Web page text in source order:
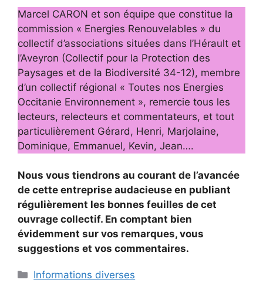
Marcel CARON et son équipe que constitue la
commission « Energies Renouvelables » du
collectif d’associations situées dans l’Hérault et
l’Aveyron (Collectif pour la Protection des
Paysages et de la Biodiversité 34-12), membre
d’un collectif régional « Toutes nos Energies
Occitanie Environnement », remercie tous les
lecteurs, relecteurs et commentateurs, et tout
particulièrement Gérard, Henri, Marjolaine,
Dominique, Emmanuel, Kevin, Jean….
Nous vous tiendrons au courant de l’avancée
de cette entreprise audacieuse en publiant
régulièrement les bonnes feuilles de cet
ouvrage collectif. En comptant bien
évidemment sur vos remarques, vous
suggestions et vos commentaires.
Catégories
Informations diverses